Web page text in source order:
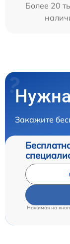
Более 20
Закажите
Нажимая на